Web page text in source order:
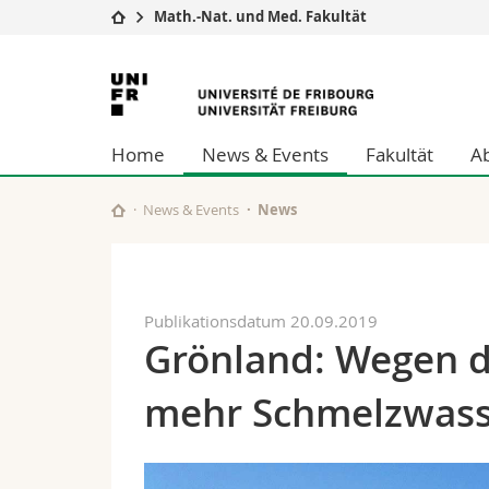
Universität
Studium
Forschung
Universität
Weiterbildung
Wirtschafts-
Philosophische
Math.-Nat. und Med. Fakultät
Universität
Freiburg
Home News & Events Fakultät
News & Events News
Publikationsdatum 20.09.2019
Grönland: Wegen
mehr